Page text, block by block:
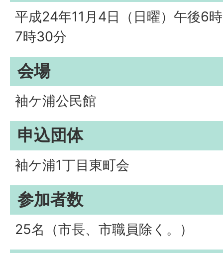
平成24年11月4日（日曜）午後6
7時30分
会場
袖ケ浦公民館
申込団体
袖ケ浦1丁目東町会
参加者数
25名（市長、市職員除く。）